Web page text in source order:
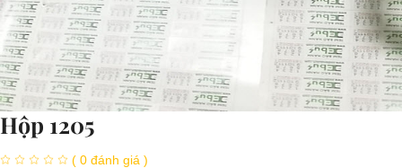
Hộp 1205
( 0 đánh giá )